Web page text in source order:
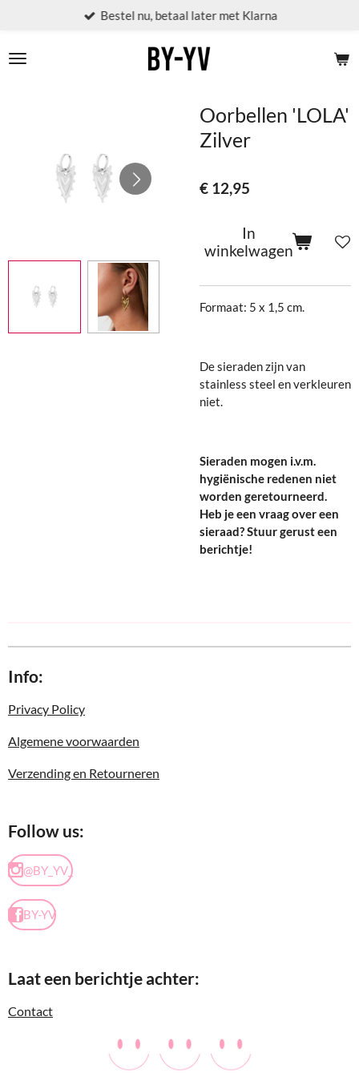
naar
de
Bestel nu, betaal later met Klarna
Oorbellen 'LOLA'
Zilver
€ 12,95
In
winkelwagen
Formaat: 5 x 1,5 cm.
De sieraden zijn van
stainless steel en verkleuren
niet.
Sieraden mogen i.v.m.
hygiënische redenen niet
worden geretourneerd.
Heb je een vraag over een
sieraad? Stuur gerust een
berichtje!
Info:
Privacy Policy
Algemene voorwaarden
Verzending en Retourneren
Follow us:
@BY_YV_
BY-YV
Laat een berichtje achter:
Contact